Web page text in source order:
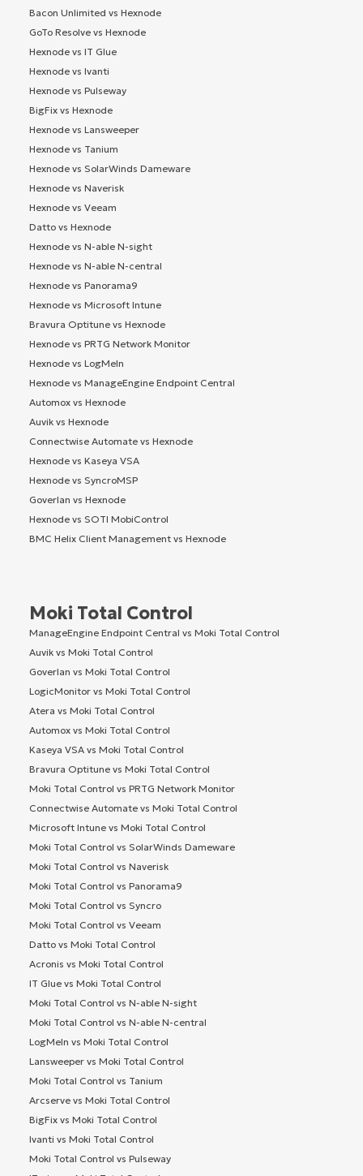
Bacon Unlimited vs Hexnode
GoTo Resolve vs Hexnode
Hexnode vs IT Glue
Hexnode vs Ivanti
Hexnode vs Pulseway
BigFix vs Hexnode
Hexnode vs Lansweeper
Hexnode vs Tanium
Hexnode vs SolarWinds Dameware
Hexnode vs Naverisk
Hexnode vs Veeam
Datto vs Hexnode
Hexnode vs N-able N-sight
Hexnode vs N-able N-central
Hexnode vs Panorama9
Hexnode vs Microsoft Intune
Bravura Optitune vs Hexnode
Hexnode vs PRTG Network Monitor
Hexnode vs LogMeIn
Hexnode vs ManageEngine Endpoint Central
Automox vs Hexnode
Auvik vs Hexnode
Connectwise Automate vs Hexnode
Hexnode vs Kaseya VSA
Hexnode vs SyncroMSP
Goverlan vs Hexnode
Hexnode vs SOTI MobiControl
BMC Helix Client Management vs Hexnode
Moki Total Control
ManageEngine Endpoint Central vs Moki Total Control
Auvik vs Moki Total Control
Goverlan vs Moki Total Control
LogicMonitor vs Moki Total Control
Atera vs Moki Total Control
Automox vs Moki Total Control
Kaseya VSA vs Moki Total Control
Bravura Optitune vs Moki Total Control
Moki Total Control vs PRTG Network Monitor
Connectwise Automate vs Moki Total Control
Microsoft Intune vs Moki Total Control
Moki Total Control vs SolarWinds Dameware
Moki Total Control vs Naverisk
Moki Total Control vs Panorama9
Moki Total Control vs Syncro
Moki Total Control vs Veeam
Datto vs Moki Total Control
Acronis vs Moki Total Control
IT Glue vs Moki Total Control
Moki Total Control vs N-able N-sight
Moki Total Control vs N-able N-central
LogMeIn vs Moki Total Control
Lansweeper vs Moki Total Control
Moki Total Control vs Tanium
Arcserve vs Moki Total Control
BigFix vs Moki Total Control
Ivanti vs Moki Total Control
Moki Total Control vs Pulseway